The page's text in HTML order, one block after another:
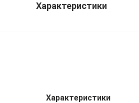
Характеристики
Характеристики